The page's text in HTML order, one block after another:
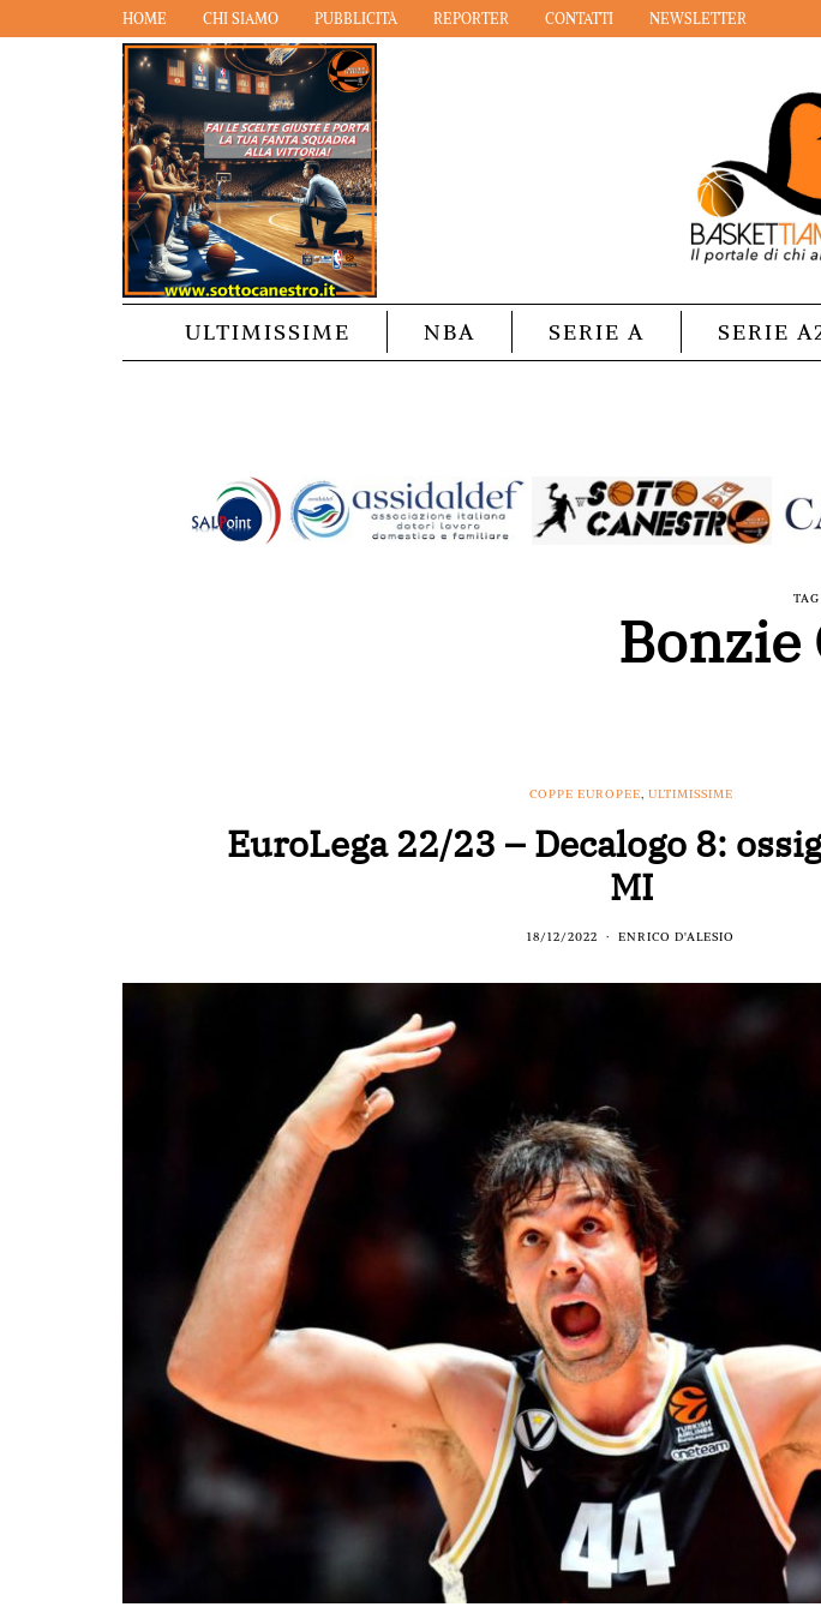
HOME CHI SIAMO PUBBLICITÀ REPORTER CONTATTI NEWSLETTER
ULTIMISSIME NBA SERIE A SERIE
TAG
Bonzie
COPPE EUROPEE, ULTIMISSIME
EuroLega 22/23 – Decalogo 8:
MI
18/12/2022 ENRICO D'ALESIO
BASKET TORINO, BENEDETTO XIV CENTO,
BERGAMO BASKET 2014
FORLÌ
PALLACANESTRO 2.015
FORTITUDO BOLOGNA,
NEW BASKET BRINDISI
PISTOIA BASKET,
ROSETO,
SCALIGERA
BASKET VERONA
SCANDONE AVELLINO
SERIE
A2,URANIA MILANO VUELLE PESARO
Serie A2, le protagoniste
della stagione 2025-26
08/08/2025
BASKET NEWS
Alla Roig Arena di
Valencia arriva «The
Eye»
14/07/2025